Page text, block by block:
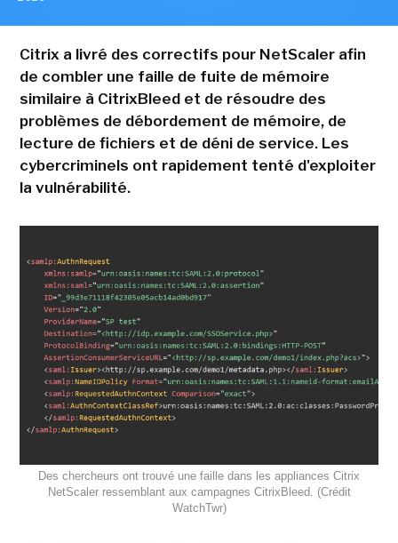
Citrix a livré des correctifs pour NetScaler afin
de combler une faille de fuite de mémoire
similaire à CitrixBleed et de résoudre des
problèmes de débordement de mémoire, de
lecture de fichiers et de déni de service. Les
cybercriminels ont rapidement tenté d'exploiter
la vulnérabilité.
Des chercheurs ont trouvé une faille dans les appliances Citrix
NetScaler ressemblant aux campagnes CitrixBleed. (Crédit
WatchTwr)